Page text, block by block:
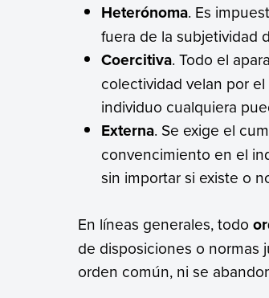
Heterónoma. Es
fuera de la subjetividad
Coercitiva. Todo el
colectividad velan por
individuo cualquiera
Externa. Se exige el
convencimiento en el
sin importar si existe o
En líneas generales, todo
de disposiciones o normas
orden común, ni se